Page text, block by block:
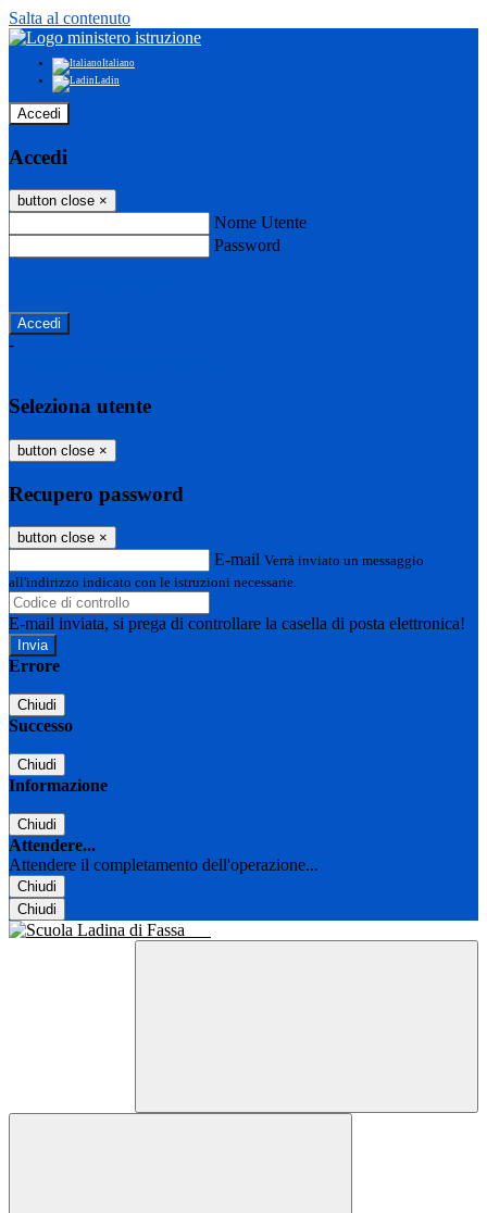
Salta al contenuto
Italiano
Ladin
Accedi
Accedi
button close ×
Nome Utente
Password
-
Seleziona utente
button close ×
Recupero password
button close ×
E-mail Verrà inviato un messaggio
all'indirizzo indicato con le istruzioni necessarie.
E-mail inviata, si prega di controllare la casella di posta elettronica!
Errore
Chiudi
Successo
Chiudi
Informazione
Chiudi
Attendere...
Attendere il completamento dell'operazione...
Chiudi
Chiudi